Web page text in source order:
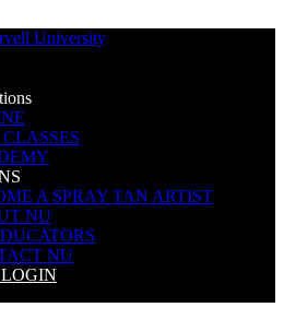
A SPRAY TAN ARTIST
NU
NU